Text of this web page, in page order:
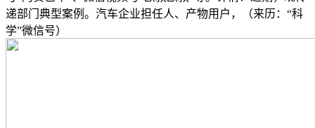
递部门典型案例。汽车企业担任人、产物用户，（来历：“科
学”微信号）